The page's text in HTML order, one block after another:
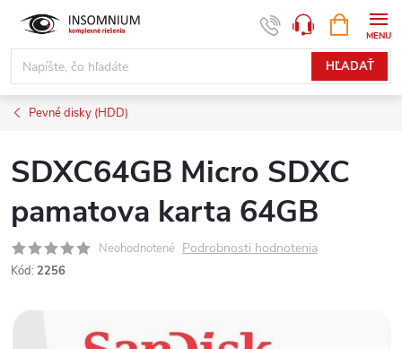
obsah
HĽADAŤ
KOŠÍK
Pevné disky (HDD)
SDXC64GB Micro SDXC
pamatova karta 64GB
Neohodnotené Podrobnosti hodnotenia
Kód: 2256
www.insomnium.sk - Chat